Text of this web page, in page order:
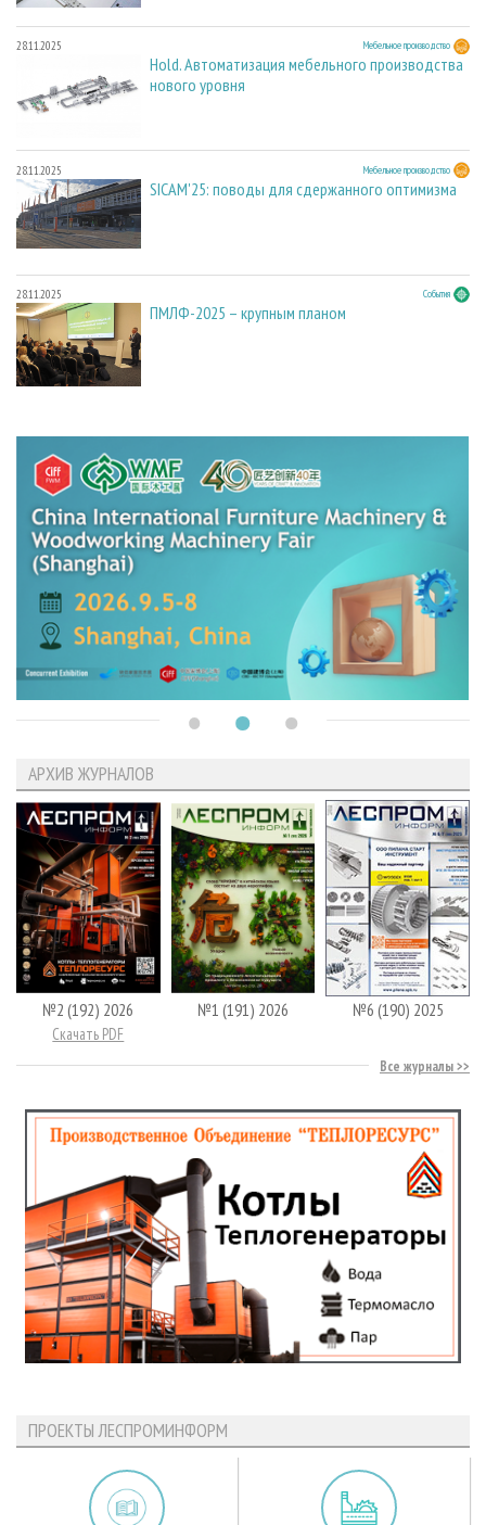
28.11.2025 Мебельное производство
Hold. Автоматизация мебельного производства
нового уровня
28.11.2025 Мебельное производство
SICAM'25: поводы для сдержанного оптимизма
28.11.2025 События
ПМЛФ-2025 – крупным планом
АРХИВ ЖУРНАЛОВ
№2 (192) 2026
Скачать PDF
№1 (191) 2026 №6 (190) 2025
Все журналы
ПРОЕКТЫ ЛЕСПРОМИНФОРМ